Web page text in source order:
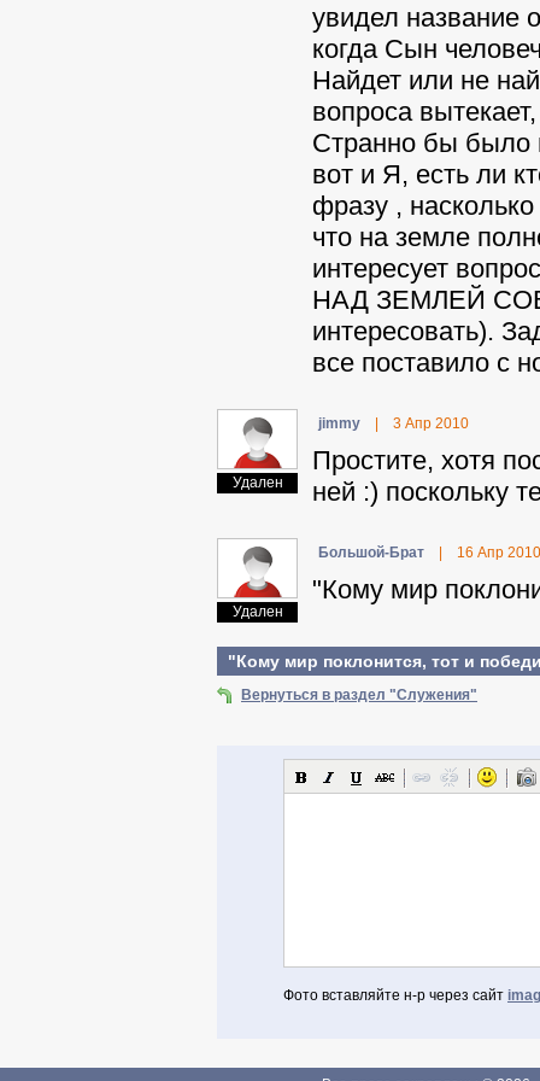
увидел название
когда Сын
Найдет или не
вопроса
Странно бы было
вот и Я, есть ли
фразу ,
что на земле
интересует
НАД ЗЕМЛЕЙ
интересовать).
все поставило с
Удален
jimmy 3 Апр 2010
Простите, хотя
ней :) поскольку
Удален
Бoльшoй-Бpaт 16 Апр 2010
"Кому мир
"Кому мир поклонится, тот и
Вернуться в раздел "Служения"
Фото вставляйте н-р через сайт
Если Вы зарегистрированы